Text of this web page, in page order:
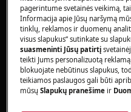
ĮSPĖJIMAS!UŽDUSIMO
pagerintume svetainės veikimą,
Informacija apie Jūsų naršymą
tinklų, reklamos ir duomenų
visus slapukus“ sutinkate su
suasmeninti Jūsų patirtį
teikti Jums personalizuotą
blokuojate nebūtinus slapukus,
teikiamos paslaugos gali būti
mūsųSlapukų pranešime ir